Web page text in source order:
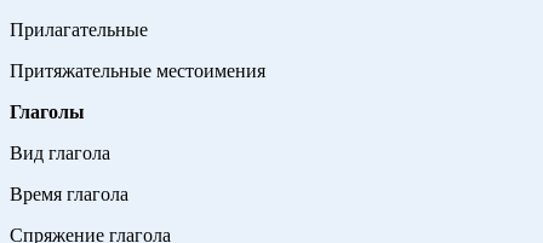
Прилагательные
Притяжательные местоимения
Глаголы
Вид глагола
Время глагола
Спряжение глагола